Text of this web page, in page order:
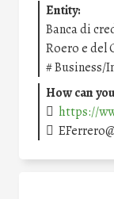
Entity:
Banca di
Roero e del
#Business/
How can
https://